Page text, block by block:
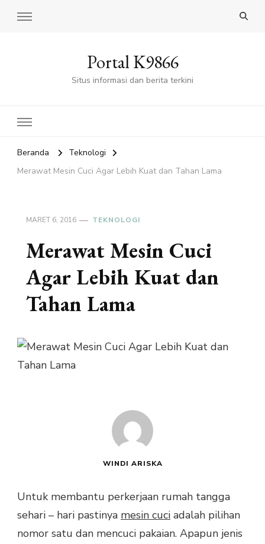
Portal K9866
Situs informasi dan berita terkini
Beranda
Teknologi
Merawat Mesin Cuci Agar Lebih Kuat dan Tahan Lama
MARET 6, 2016 TEKNOLOGI
Merawat Mesin Cuci
Agar Lebih Kuat dan
Tahan Lama
WINDI ARISKA
Untuk membantu perkerjaan rumah tangga
sehari – hari pastinya mesin cuci adalah pilihan
nomor satu dan mencuci pakaian. Apapun jenis